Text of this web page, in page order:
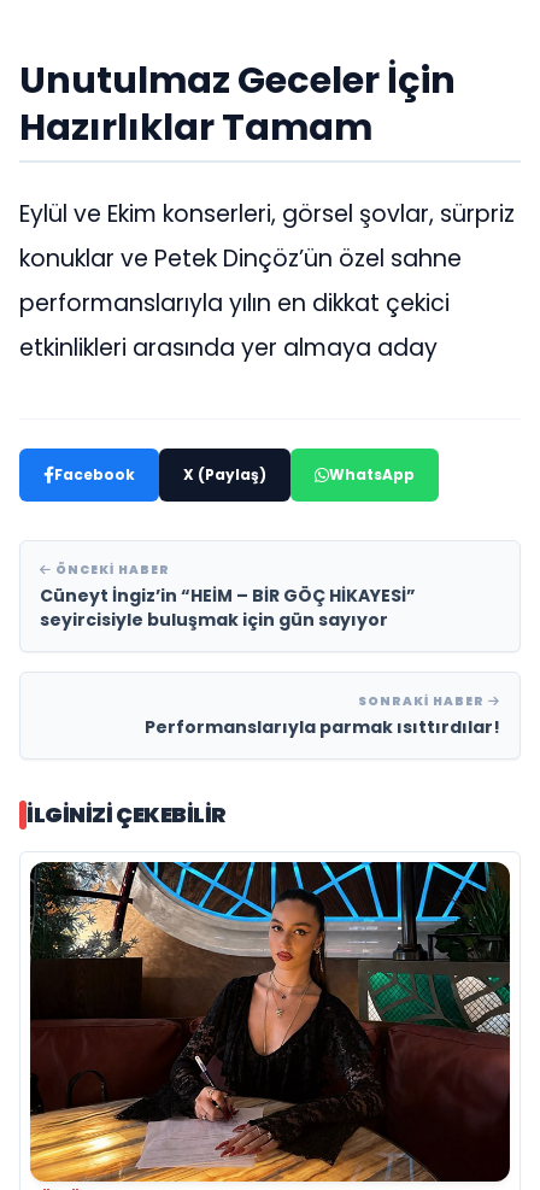
Unutulmaz Geceler İçin
Hazırlıklar Tamam
Eylül ve Ekim konserleri, görsel şovlar, sürpriz
konuklar ve Petek Dinçöz’ün özel sahne
performanslarıyla yılın en dikkat çekici
etkinlikleri arasında yer almaya aday
Facebook X (Paylaş) WhatsApp
ÖNCEKI HABER
Cüneyt İngiz’in “HEİM – BİR GÖÇ HİKAYESİ”
seyircisiyle buluşmak için gün sayıyor
SONRAKI HABER
Performanslarıyla parmak ısıttırdılar!
İLGINIZI ÇEKEBILIR